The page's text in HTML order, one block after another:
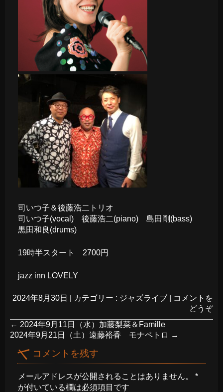
司いつ子＆後藤浩二トリオ
司いつ子(vocal) 後藤浩二(piano) 島田剛(bass)
黒田和良(drums)
19時半スタート 2700円
jazz inn LOVELY
2024年8月30日 カテゴリー : ジャズライブ
コメントを
どうぞ
← 2024年9月11日（水）加藤梨菜＆Famille
2024年9月21日（土）遠藤裕香 モナペトロ →
コメントを残す
メールアドレスが公開されることはありません。
*
が付いている欄は必須項目です